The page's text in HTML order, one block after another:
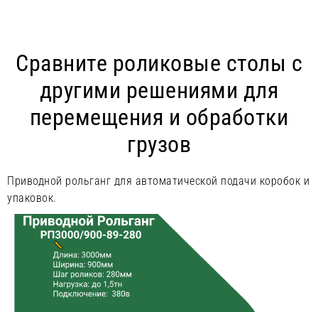
Сравните роликовые столы с
другими решениями для
перемещения и обработки
грузов
Приводной рольганг для автоматической подачи коробок и
упаковок.